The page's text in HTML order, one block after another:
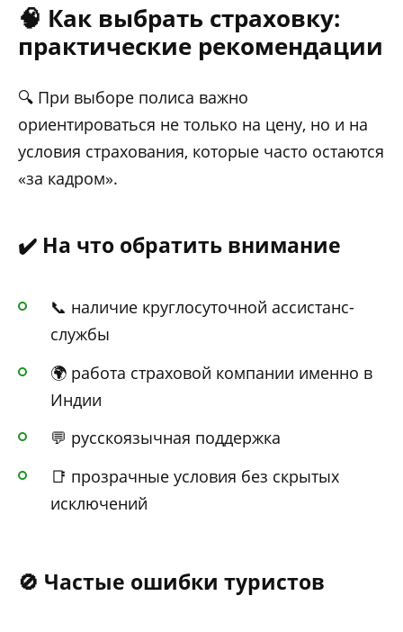
🧠 Как выбрать страховку:
практические рекомендации
🔍 При выборе полиса важно
ориентироваться не только на цену, но и на
условия страхования, которые часто остаются
«за кадром».
✔️ На что обратить внимание
📞 наличие круглосуточной ассистанс-
службы
🌍 работа страховой компании именно в
Индии
💬 русскоязычная поддержка
📑 прозрачные условия без скрытых
исключений
🚫 Частые ошибки туристов